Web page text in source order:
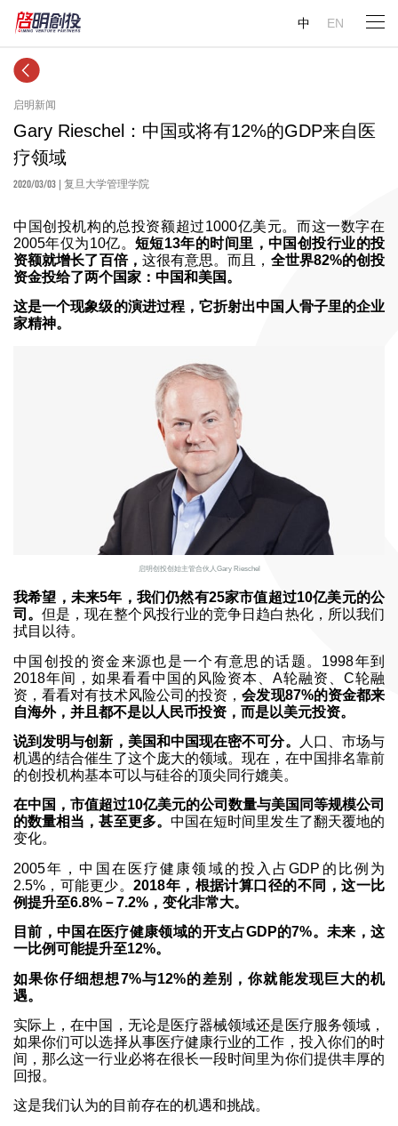
中 EN
启明新闻
Gary Rieschel：中国或将有12%的GDP来自医
疗领域
2020/03/03 | 复旦大学管理学院
中国创投机构的总投资额超过1000亿美元。而这一数字在
2005年仅为10亿。短短13年的时间里，中国创投行业的投
资额就增长了百倍， 这很有意思。而且， 全世界82%的创投
资金投给了两个国家：中国和美国。
这是一个现象级的演进过程，它折射出中国人骨子里的企业
家精神。
启明创投创始主管合伙人Gary Rieschel
我希望，未来5年，我们仍然有25家市值超过10亿美元的公
司。但是，现在整个风投行业的竞争日趋白热化，所以我们
拭目以待。
中国创投的资金来源也是一个有意思的话题。1998年到
2018年间，如果看看中国的风险资本、A轮融资、C轮融
资，看看对有技术风险公司的投资，会发现87%的资金都来
自海外，并且都不是以人民币投资，而是以美元投资。
说到发明与创新，美国和中国现在密不可分。
人口、市场与
机遇的结合催生了这个庞大的领域。现在，在中国排名靠前
的创投机构基本可以与硅谷的顶尖同行媲美。
在中国，市值超过10亿美元的公司数量与美国同等规模公司
的数量相当，甚至更多。 中国在短时间里发生了翻天覆地的
变化。
2005年，中国在医疗健康领域的投入占GDP的比例为
2.5%，可能更少。2018年，根据计算口径的不同，这一比
例提升至6.8%－7.2%，变化非常大。
目前，中国在医疗健康领域的开支占GDP的7%。未来，这
一比例可能提升至12%。
如果你仔细想想7%与12%的差别，你就能发现巨大的机
遇。
实际上，在中国，无论是医疗器械领域还是医疗服务领域，
如果你们可以选择从事医疗健康行业的工作，投入你们的时
间，那么这一行业必将在很长一段时间里为你们提供丰厚的
回报。
这是我们认为的目前存在的机遇和挑战。